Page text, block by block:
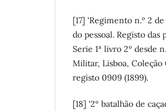
[17] 'Regimento n.º 2
do pessoal. Registo
Serie 1ª livro 2º desde
Militar, Lisboa,
registo 0909 (1899).
[18] '2º batalhão de